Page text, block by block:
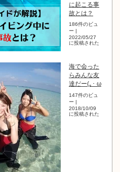
に起こる事
故とは？
186件のビュ
ー |
2022/05/27
に投稿された
海で会った
らみんな友
達だー(｡･ ω
147件のビュ
ー |
2018/10/09
に投稿された